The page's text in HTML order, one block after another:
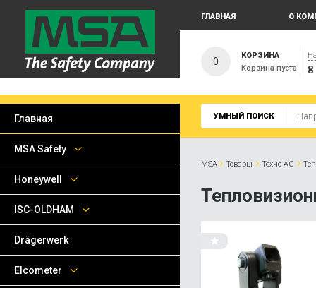
ГЛАВНАЯ О
0
КОРЗИНА
Корзина пуста
УМНЫЙ ПОИСК
MSA › Товары › Техно АС ›
Главная
MSA Safety
Honeywell
ISC-OLDHAM
Drägerwerk
Elcometer